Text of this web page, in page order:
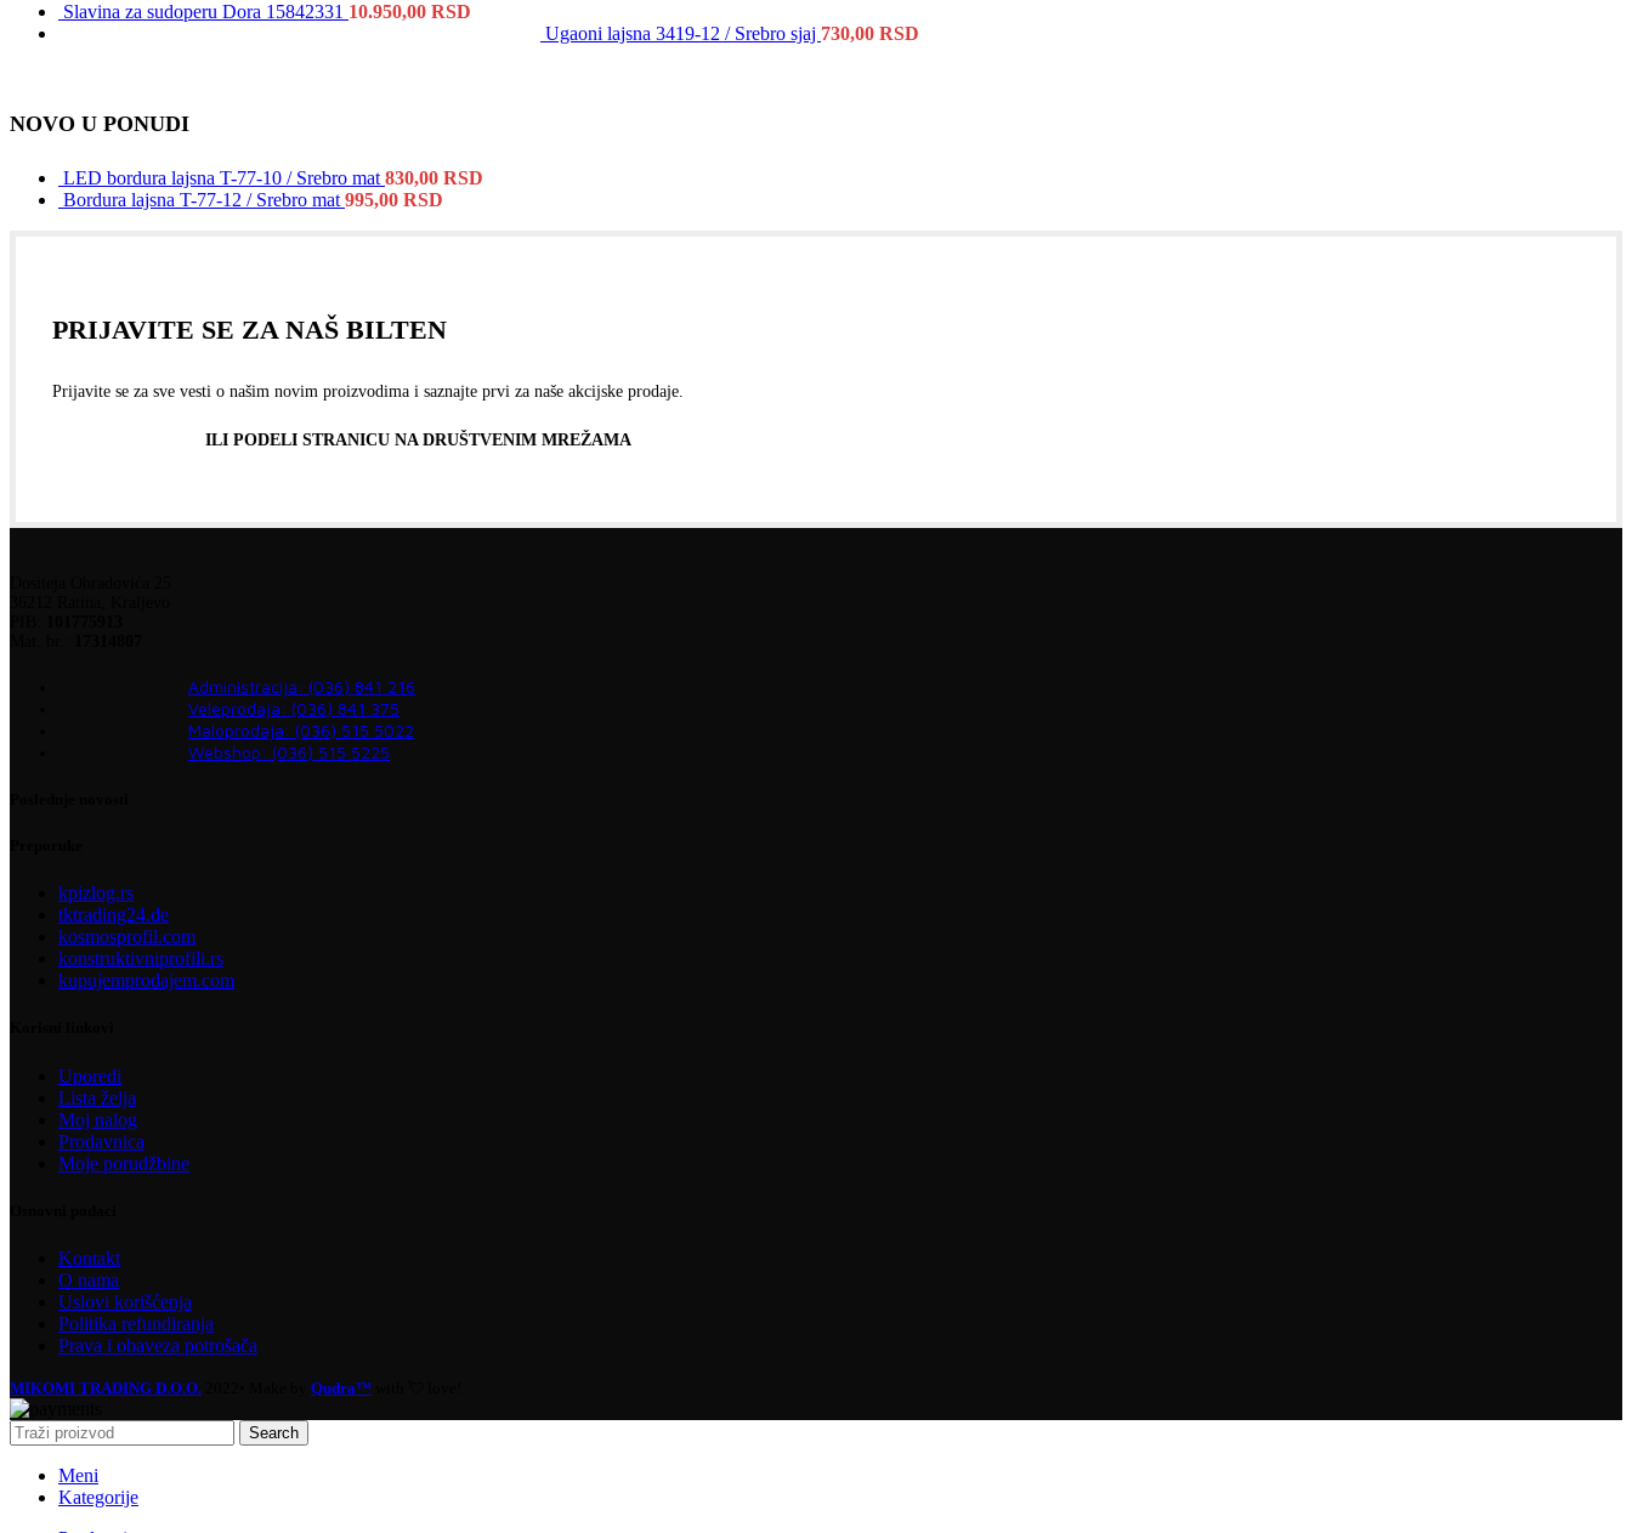
Slavina za sudoperu Dora 15842331 10.950,00 RSD
Ugaoni lajsna 3419-12 / Srebro sjaj 730,00 RSD
NOVO U PONUDI
LED bordura lajsna T-77-10 / Srebro mat 830,00 RSD
Bordura lajsna T-77-12 / Srebro mat 995,00 RSD
PRIJAVITE SE ZA NAŠ BILTEN
Prijavite se za sve vesti o našim novim proizvodima i saznajte prvi za naše akcijske prodaje.
ILI PODELI STRANICU NA DRUŠTVENIM MREŽAMA
Administracija: (036) 841 216
Veleprodaja: (036) 841 375
Maloprodaja: (036) 515 5022
Webshop: (036) 515 5225
kpizlog.rs
tktrading24.de
kosmosprofil.com
konstruktivniprofili.rs
kupujemprodajem.com
Uporedi
Lista želja
Moj nalog
Prodavnica
Moje porudžbine
Kontakt
O nama
Uslovi korišćenja
Politika refundiranja
Prava i obaveza potrošača
MIKOMI TRADING D.O.O. Qudra™
Search
Meni
Kategorije